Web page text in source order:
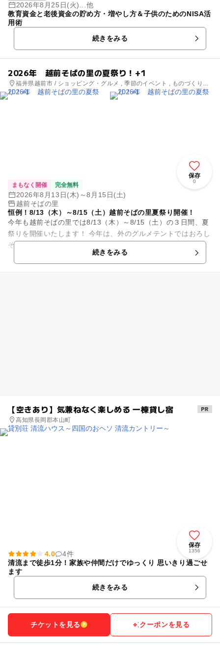
2026年8月25日(火)...他
教育資金と老後資金の貯め方・増やし方＆子供のためのNISA活
用術
続きをみる
2026年 越前そばの里の夏祭り！+1
福井県越前市 / ショッピング・グルメ , 季節のイベント , ものづくり・
学び体験
保存
0
まもなく開催 完全無料
2026年8月13日(木)～8月15日(土)
越前そばの里
恒例！8/13（木）～8/15（土）越前そばの里夏祭り開催！
今年も越前そばの里では8/13（木）～8/15（土）の３日間、夏
祭りを開催いたします！ 今年は、外のグルメテントではおろし
そばやソースかつ丼に加えて、ひんやり冷たい水ようかんもご
続きをみる
【空きあり】気兼ねなく楽しめる 一棟貸し宿
高知県長岡郡本山町
保存
1356
4.0
4件
清流まで徒歩1分！家族や仲間だけでゆっくり 思いきり過ごせ
ます
続きをみる
チケットを見る クーポンを見る